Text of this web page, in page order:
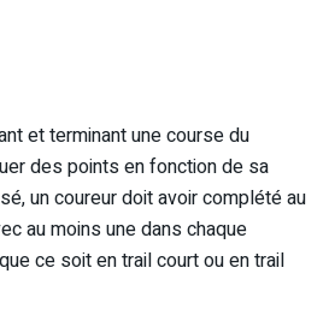
et terminant une course du
des points en fonction de sa
un coureur doit avoir complété au
au moins une dans chaque
ce soit en trail court ou en trail